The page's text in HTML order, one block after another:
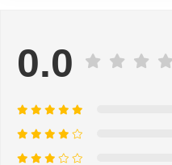
0.0